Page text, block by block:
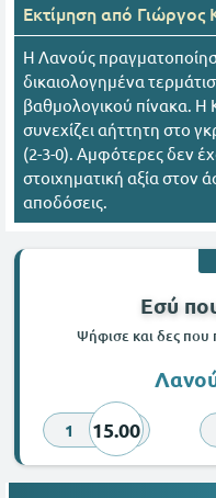
Εκτίμηση από Γιώργος
Η Λανούς
δικαιολογημένα
βαθμολογικού πίνακα. Η
συνεχίζει αήττητη στο
(2-3-0). Αμφότερες δεν
στοιχηματική αξία στον
αποδόσεις.
Εσύ
Ψήφισε και δες που
1 15.00